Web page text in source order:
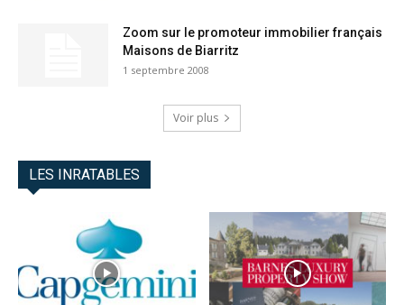
Zoom sur le promoteur immobilier français
Maisons de Biarritz
1 septembre 2008
Voir plus
LES INRATABLES